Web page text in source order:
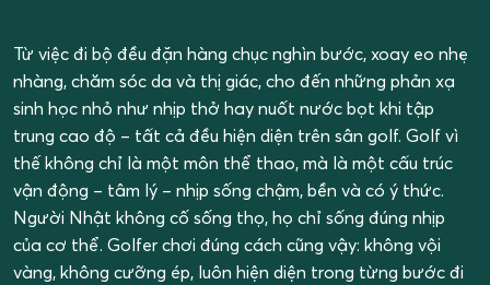
Từ việc đi bộ đều đặn hàng chục nghìn bước, xoay eo nhẹ
nhàng, chăm sóc da và thị giác, cho đến những phản xạ
sinh học nhỏ như nhịp thở hay nuốt nước bọt khi tập
trung cao độ – tất cả đều hiện diện trên sân golf. Golf vì
thế không chỉ là một môn thể thao, mà là một cấu trúc
vận động – tâm lý – nhịp sống chậm, bền và có ý thức.
Người Nhật không cố sống thọ, họ chỉ sống đúng nhịp
của cơ thể. Golfer chơi đúng cách cũng vậy: không vội
vàng, không cưỡng ép, luôn hiện diện trong từng bước đi